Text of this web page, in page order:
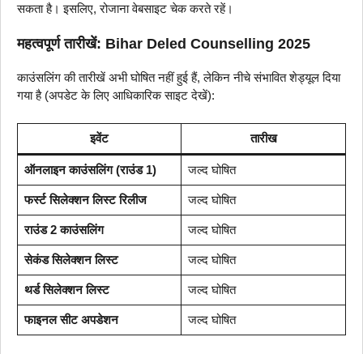
सकता है। इसलिए, रोजाना वेबसाइट चेक करते रहें।
महत्वपूर्ण तारीखें: Bihar Deled Counselling 2025
काउंसलिंग की तारीखें अभी घोषित नहीं हुई हैं, लेकिन नीचे संभावित शेड्यूल दिया
गया है (अपडेट के लिए आधिकारिक साइट देखें):
इवेंट तारीख
ऑनलाइन काउंसलिंग (राउंड 1) जल्द घोषित
फर्स्ट सिलेक्शन लिस्ट रिलीज जल्द घोषित
राउंड 2 काउंसलिंग जल्द घोषित
सेकंड सिलेक्शन लिस्ट जल्द घोषित
थर्ड सिलेक्शन लिस्ट जल्द घोषित
फाइनल सीट अपडेशन जल्द घोषित